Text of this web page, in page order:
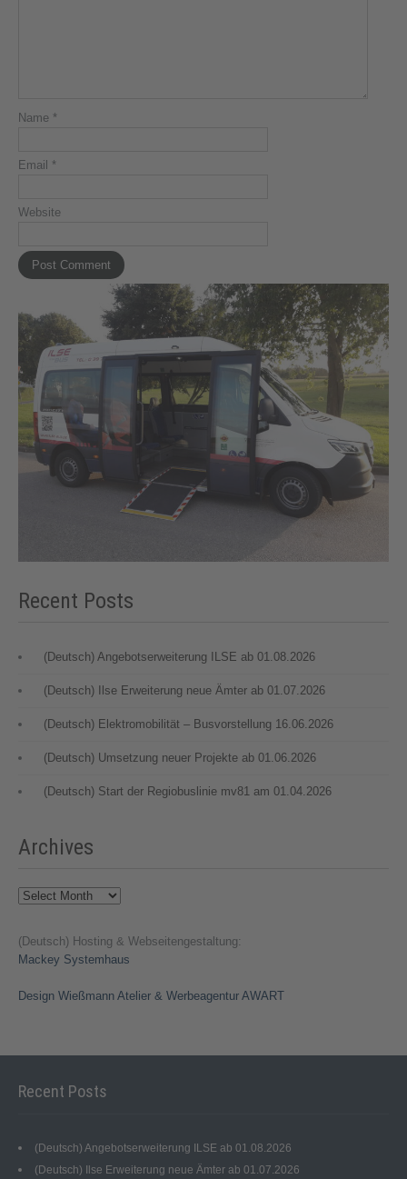
Name *
Email *
Website
Recent Posts
(Deutsch) Angebotserweiterung ILSE ab 01.08.2026
(Deutsch) Ilse Erweiterung neue Ämter ab 01.07.2026
(Deutsch) Elektromobilität – Busvorstellung 16.06.2026
(Deutsch) Umsetzung neuer Projekte ab 01.06.2026
(Deutsch) Start der Regiobuslinie mv81 am 01.04.2026
Archives
Archives
(Deutsch) Hosting & Webseitengestaltung:
Mackey Systemhaus
Design Wießmann Atelier & Werbeagentur AWART
Recent Posts
(Deutsch) Angebotserweiterung ILSE ab 01.08.2026
(Deutsch) Ilse Erweiterung neue Ämter ab 01.07.2026